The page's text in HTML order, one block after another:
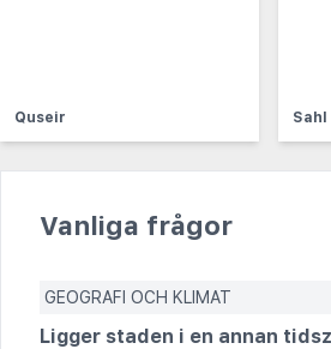
Quseir Sahl
Vanliga frågor
GEOGRAFI OCH KLIMAT
Ligger staden i en annan